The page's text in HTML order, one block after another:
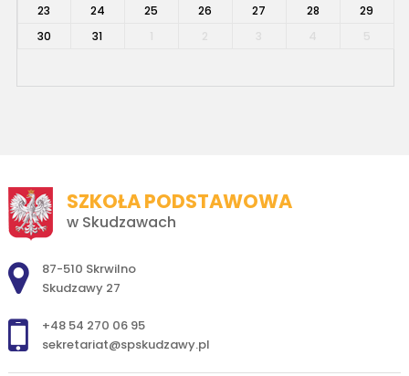
23
24 25 26 27 28
29
30
31
SZKOŁA PODSTAWOWA
w Skudzawach
Adres pocztowy:
87-510 Skrwilno
Skudzawy 27
+48 54 270 06 95
sekretariat@spskudzawy.pl